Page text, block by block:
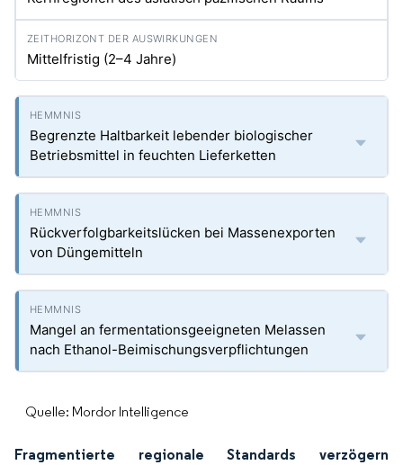
Mittelfristig (2–4 Jahre)
Begrenzte Haltbarkeit lebender biologischer
Betriebsmittel in feuchten Lieferketten
Rückverfolgbarkeitslücken bei Massenexporten
von Düngemitteln
Mangel an fermentationsgeeigneten Melassen
nach Ethanol-Beimischungsverpflichtungen
Quelle: Mordor Intelligence
Fragmentierte regionale Standards verzögern